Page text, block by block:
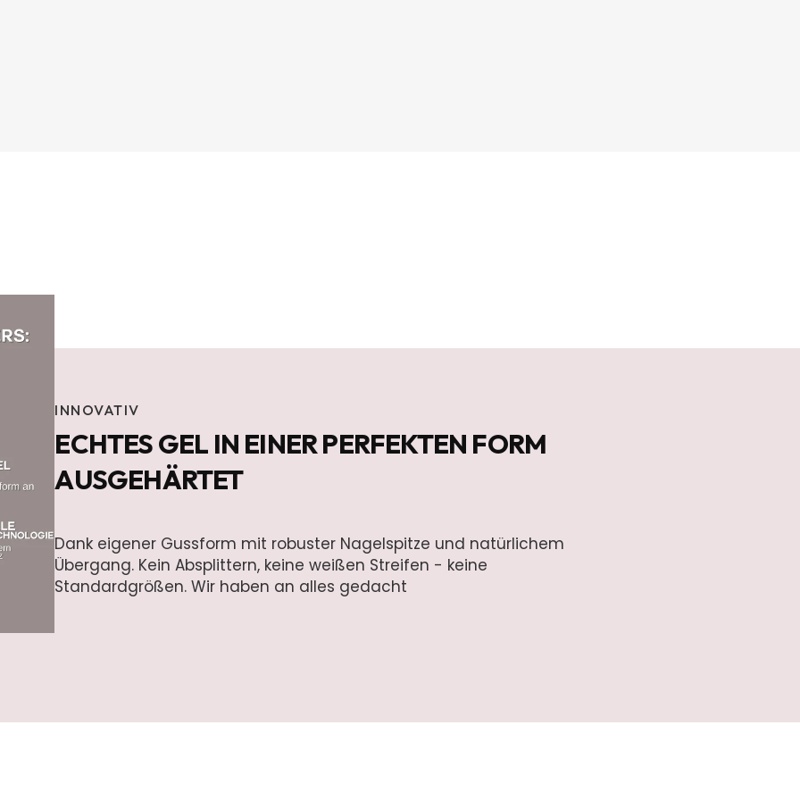
INNOVATIV
ECHTES GEL IN EINER PERFEKTEN FORM
AUSGEHÄRTET
Dank eigener Gussform mit robuster Nagelspitze und natürlichem
Übergang. Kein Absplittern, keine weißen Streifen - keine
Standardgrößen. Wir haben an alles gedacht